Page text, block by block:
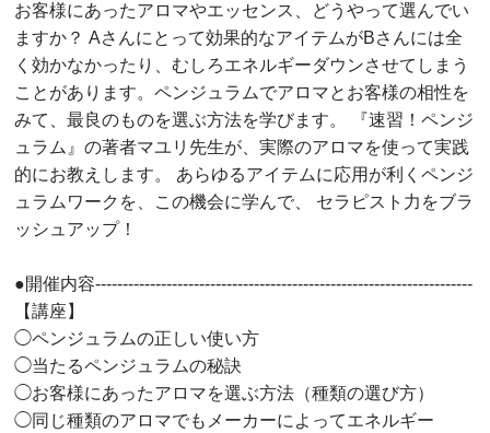
お客様にあったアロマやエッセンス、どうやって選んでい
ますか？ Aさんにとって効果的なアイテムがBさんには全
く効かなかったり、むしろエネルギーダウンさせてしまう
ことがあります。ペンジュラムでアロマとお客様の相性を
みて、最良のものを選ぶ方法を学びます。 『速習！ペンジ
ュラム』の著者マユリ先生が、実際のアロマを使って実践
的にお教えします。 あらゆるアイテムに応用が利くペンジ
ュラムワークを、この機会に学んで、 セラピスト力をブラ
ッシュアップ！
●開催内容---------------------------------------------------------------------
【講座】
◯ペンジュラムの正しい使い方
◯当たるペンジュラムの秘訣
◯お客様にあったアロマを選ぶ方法（種類の選び方）
◯同じ種類のアロマでもメーカーによってエネルギー